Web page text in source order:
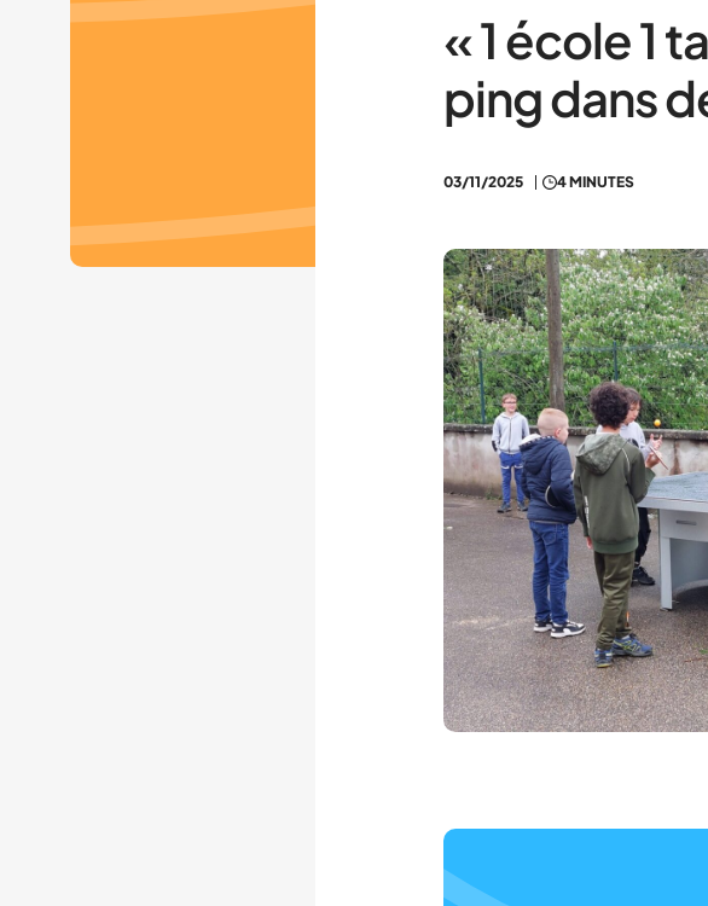
« 1 école 1
ping dans
03/11/2025 4 MINUTES